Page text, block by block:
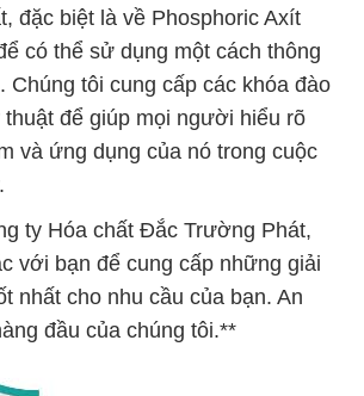
đặc biệt là về Phosphoric Axít
có thể sử dụng một cách thông
Chúng tôi cung cấp các khóa đào
để giúp mọi người hiểu rõ
và ứng dụng của nó trong cuộc
ty Hóa chất Đắc Trường Phát,
với bạn để cung cấp những giải
nhất cho nhu cầu của bạn. An
đầu của chúng tôi.**